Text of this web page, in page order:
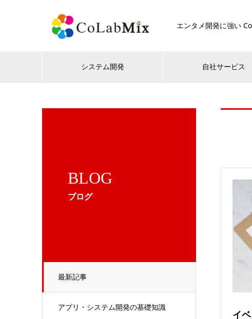
エンタメ開発に強い
システム開発 自社サービス
BLOG
ブログ
最新記事
アプリ・システム開発の基礎知識
イ